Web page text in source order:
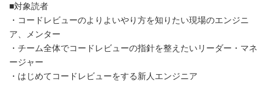
■対象読者
・コードレビューのよりよいやり方を知りたい現場のエンジニ
ア、メンター
・チーム全体でコードレビューの指針を整えたいリーダー・マネ
ージャー
・はじめてコードレビューをする新人エンジニア